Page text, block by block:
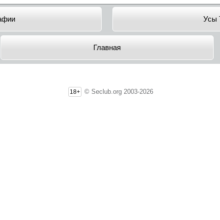
Усы
Главная
18+ © Seclub.org 2003-2026